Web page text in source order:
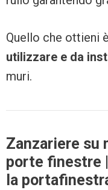
Quello che ottieni è
utilizzare e da
muri.
Zanzariere su
porte finestre
la